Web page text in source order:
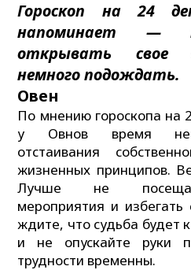
Гороскоп на 24
напоминает —
открывать свое
немного подождать.
Овен
По мнению гороскопа на
у Овнов время
отстаивания
жизненных принципов.
Лучше не
мероприятия и
ждите, что судьба будет
и не опускайте руки
трудности временны.